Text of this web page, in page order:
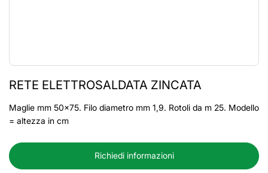
RETE ELETTROSALDATA ZINCATA
Maglie mm 50x75. Filo diametro mm 1,9. Rotoli da m 25. Modello
= altezza in cm
Richiedi informazioni